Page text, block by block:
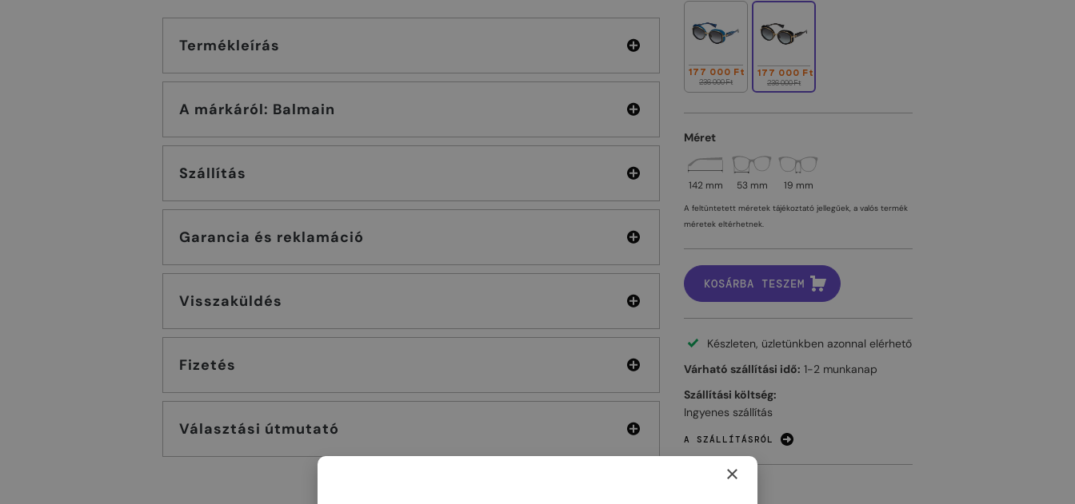
Termékleírás
A márkáról: Balmain
Szállítás
Garancia és reklamáció
Visszaküldés
Fizetés
Választási útmutató
177 000 Ft
236 000 Ft
177 000 Ft
236 000 Ft
Méret
142 mm 53 mm 19 mm
A feltüntetett méretek tájékoztató jellegűek, a valós termék
méretek eltérhetnek.
KOSÁRBA TESZEM
Készleten, üzletünkben azonnal elérhető
Várható szállítási idő: 1-2 munkanap
Szállítási költség:
Ingyenes szállítás
A SZÁLLÍTÁSRÓL
×